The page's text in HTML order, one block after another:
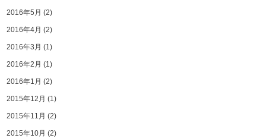
2016年5月 (2)
2016年4月 (2)
2016年3月 (1)
2016年2月 (1)
2016年1月 (2)
2015年12月 (1)
2015年11月 (2)
2015年10月 (2)